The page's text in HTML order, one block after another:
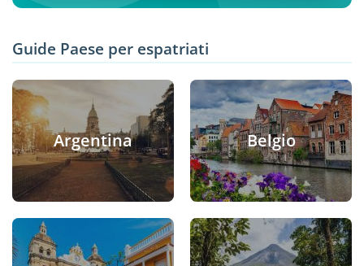
Guide Paese per espatriati
Argentina Belgio